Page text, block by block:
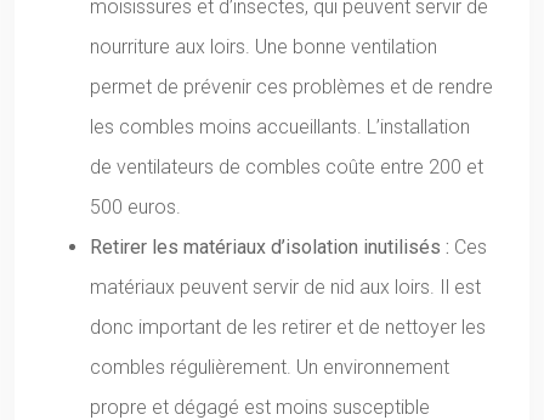
moisissures et d’insectes, qui peuvent servir de
nourriture aux loirs. Une bonne ventilation
permet de prévenir ces problèmes et de rendre
les combles moins accueillants. L’installation
de ventilateurs de combles coûte entre 200 et
500 euros.
Retirer les matériaux d’isolation inutilisés : Ces
matériaux peuvent servir de nid aux loirs. Il est
donc important de les retirer et de nettoyer les
combles régulièrement. Un environnement
propre et dégagé est moins susceptible